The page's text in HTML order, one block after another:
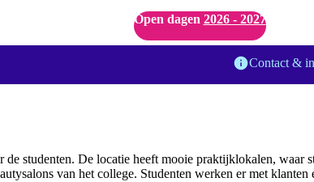
Open dagen 2026 - 2027
Contact &
studenten. De locatie heeft mooie praktijklokalen, waar
van het college. Studenten werken er met klanten